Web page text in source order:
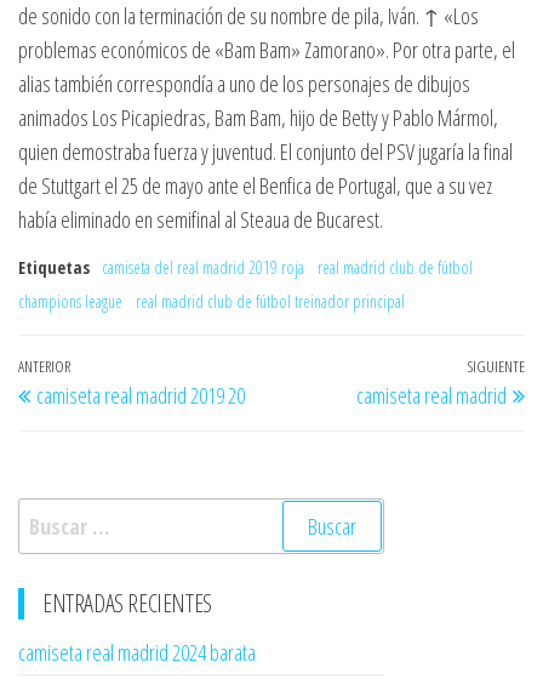
de sonido con la terminación de su nombre de pila, Iván. ↑ «Los
problemas económicos de «Bam Bam» Zamorano». Por otra parte, el
alias también correspondía a uno de los personajes de dibujos
animados Los Picapiedras, Bam Bam, hijo de Betty y Pablo Mármol,
quien demostraba fuerza y juventud. El conjunto del PSV jugaría la final
de Stuttgart el 25 de mayo ante el Benfica de Portugal, que a su vez
había eliminado en semifinal al Steaua de Bucarest.
Etiquetas camiseta del real madrid 2019 roja
real madrid club de fútbol
champions league
real madrid club de fútbol treinador principal
Navegación
de
Entrada
anterior
ANTERIOR
camiseta real madrid 2019 20
SIGUIENTE
camiseta real madrid
Buscar:
ENTRADAS RECIENTES
camiseta real madrid 2024 barata